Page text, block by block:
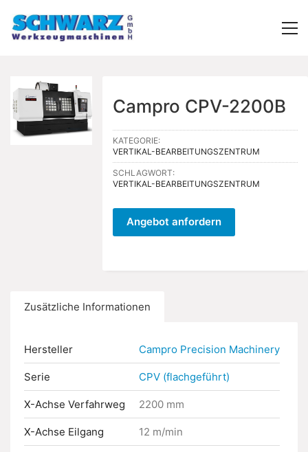
Campro CPV-2200B
KATEGORIE:
VERTIKAL-BEARBEITUNGSZENTRUM
SCHLAGWORT:
VERTIKAL-BEARBEITUNGSZENTRUM
Angebot anfordern
Zusätzliche Informationen
Hersteller Campro Precision Machinery
Serie CPV (flachgeführt)
X-Achse Verfahrweg 2200 mm
X-Achse Eilgang 12 m/min